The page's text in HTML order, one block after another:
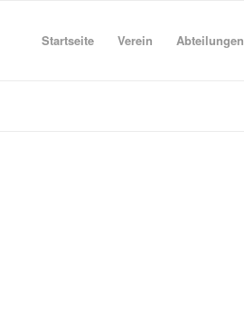
Startseite Verein Abteilungen